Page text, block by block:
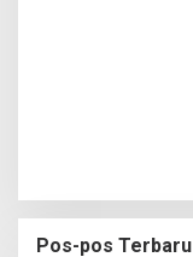
Pos-pos Terbaru